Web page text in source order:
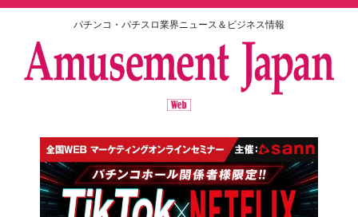
パチンコ・パチスロ業界ニュース＆ビジネス情報